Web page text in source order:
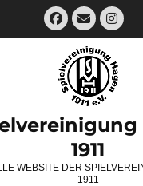
Facebook
E-
Mail
1911
WEBSITE DER
1911